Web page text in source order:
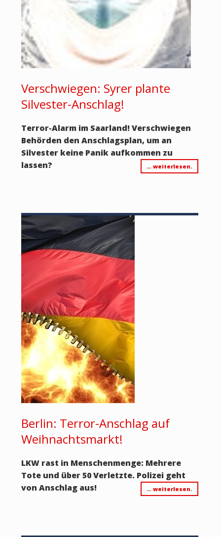
Verschwiegen: Syrer plante
Silvester-Anschlag!
Terror-Alarm im Saarland! Verschwiegen
Behörden den Anschlagsplan, um an
Silvester keine Panik aufkommen zu
lassen?
… weiterlesen.
Berlin: Terror-Anschlag auf
Weihnachtsmarkt!
LKW rast in Menschenmenge: Mehrere
Tote und über 50 Verletzte. Polizei geht
von Anschlag aus!
… weiterlesen.